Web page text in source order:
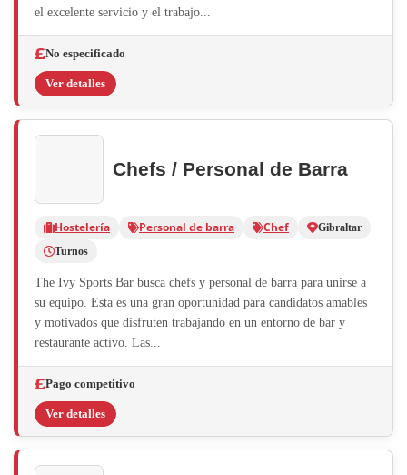
el excelente servicio y el trabajo...
No especificado
Ver detalles
Chefs / Personal de Barra
Hostelería Personal de barra Chef
Gibraltar
Turnos
The Ivy Sports Bar busca chefs y personal de barra para unirse a
su equipo. Esta es una gran oportunidad para candidatos amables
y motivados que disfruten trabajando en un entorno de bar y
restaurante activo. Las...
Pago competitivo
Ver detalles